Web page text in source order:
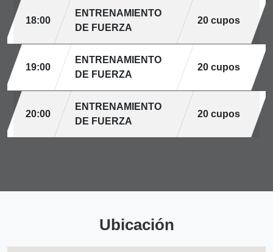
18:00
ENTRENAMIENTO
DE FUERZA
20 cupos
19:00
ENTRENAMIENTO
DE FUERZA
20 cupos
20:00
ENTRENAMIENTO
DE FUERZA
20 cupos
Ubicación